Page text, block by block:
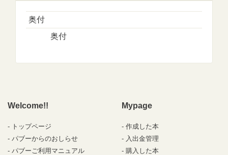
奥付
奥付
Welcome!!
トップページ
パブーからのおしらせ
パブーご利用マニュアル
Mypage
作成した本
入出金管理
購入した本